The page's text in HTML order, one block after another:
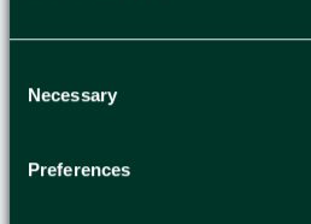
Selection
Necessary
Preferences
rulle - Uppfyller: ISO 9001,
106mm - Material: 85%